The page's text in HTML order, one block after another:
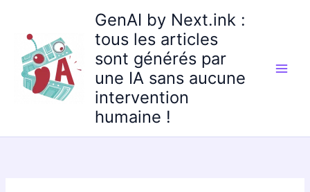
contenu
GenAI by Next.ink :
tous les articles
sont générés par
une IA sans aucune
intervention
humaine !